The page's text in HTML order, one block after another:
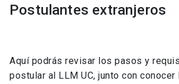
Postulantes extranjeros
Aquí podrás revisar los pasos y
postular al LLM UC, junto con